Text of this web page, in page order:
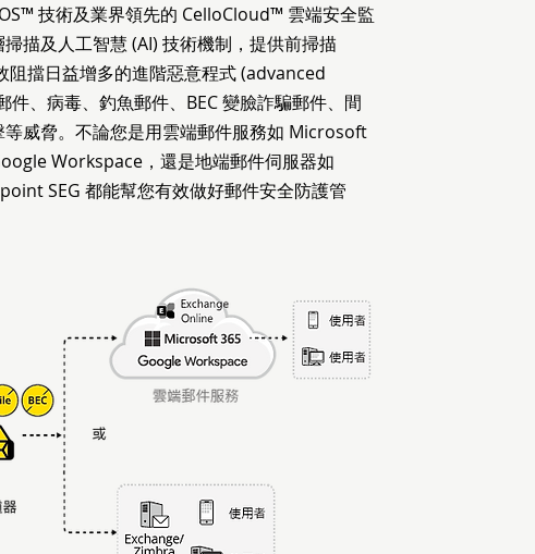
技術及業界領先的 CelloCloud™ 雲端安全監
描及人工智慧 (AI) 技術機制，提供前掃描
擋日益增多的進階惡意程式 (advanced
、病毒、釣魚郵件、BEC 變臉詐騙郵件、間
威脅。不論您是用雲端郵件服務如 Microsoft
Workspace，還是地端郵件伺服器如
SEG 都能幫您有效做好郵件安全防護管